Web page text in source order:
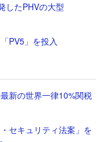
したPHVの大型
PV5」を投入
新の世界一律10%関税
セキュリティ法案」を